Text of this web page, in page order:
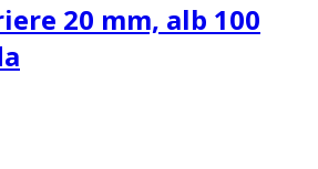
20 mm, alb 100